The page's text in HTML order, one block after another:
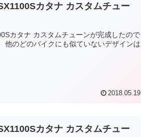
カタナ カスタムチュー
カタナ カスタムチューンが完成したので
は
2018.05.19
カタナ カスタムチュー